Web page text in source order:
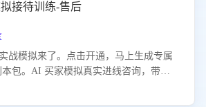
接待训练-售后
战模拟来了。点击开通，马上生成专属
包。AI 买家模拟真实进线咨询，带您
升服务能力。